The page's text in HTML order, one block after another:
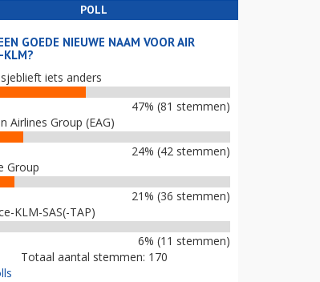
POLL
GOEDE NIEUWE NAAM VOOR AIR
KLM?
iets anders
47% (81 stemmen)
Airlines Group (EAG)
24% (42 stemmen)
Group
21% (36 stemmen)
KLM-SAS(-TAP)
6% (11 stemmen)
Totaal aantal stemmen: 170